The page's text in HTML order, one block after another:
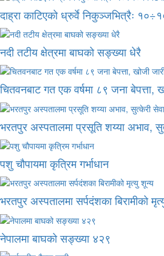
दाह्रा काटिएको ध्रुर्वे निकुञ्जभित्रैः
नदी तटीय क्षेत्रमा बाघको सङ्ख्या धेरै
चितवनबाट गत एक वर्षमा ८९ जना बेपत्ता,
भरतपुर अस्पतालमा प्रसूति शय्या अभाव,
पशु चौपायमा कृत्रिम गर्भाधान
भरतपुर अस्पतालमा सर्पदंशका बिरामीको
नेपालमा बाघको सङ्ख्या ४२९